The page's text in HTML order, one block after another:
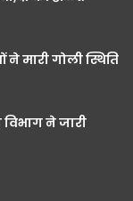
मारी गोली स्थिति
विभाग ने जारी